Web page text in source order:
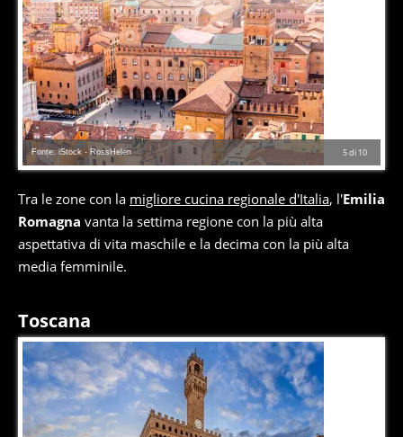
5di 10
Fonte: iStock - RossHelen
Tra le zone con la migliore cucina regionale d'Italia, l'Emilia
Romagna vanta la settima regione con la più alta
aspettativa di vita maschile e la decima con la più alta
media femminile.
Toscana